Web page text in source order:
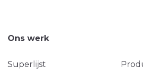
Ons werk
Superlijst